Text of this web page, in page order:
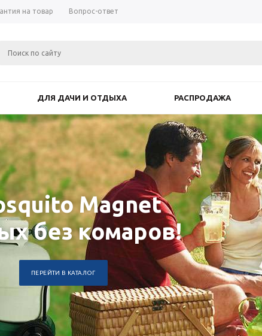
на товар Вопрос-ответ
ДЛЯ ДАЧИ И ОТДЫХА РАСПРОДАЖА
Magnet
без комаров!
ПЕРЕЙТИ В КАТАЛОГ